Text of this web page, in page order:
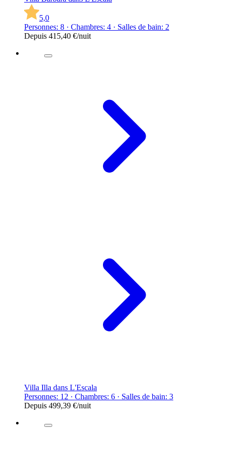
5,0
Personnes: 8 · Chambres: 4 · Salles de bain: 2
Depuis 415,40 €/nuit
Villa Illa dans L'Escala
Personnes: 12 · Chambres: 6 · Salles de bain: 3
Depuis 499,39 €/nuit